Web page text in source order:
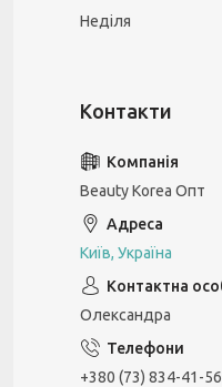
Неділя
Beauty Korea Опт
Київ, Україна
Олександра
+380 (73) 834-41-56